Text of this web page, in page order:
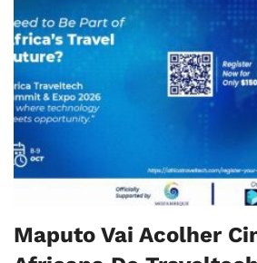
Maputo Vai Acolher